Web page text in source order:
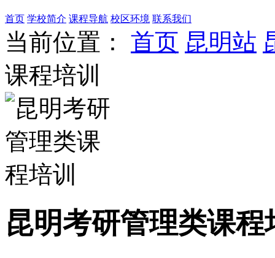
首页 学校简介 课程导航 校区环境 联系我们
当前位置： 首页 昆明站
课程培训
昆明考研管理类课程